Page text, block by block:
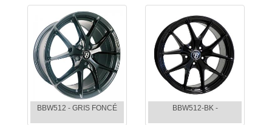
BBW512 - GRIS FONCÉ BBW512-BK -